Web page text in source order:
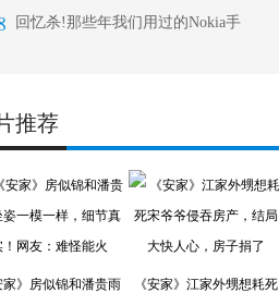
回忆杀!那些年我们用过的Nokia手
推荐
家》房似锦和潘贵雨
《安家》江家外甥想耗死